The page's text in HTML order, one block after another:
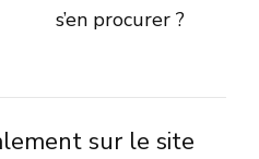
s’en procurer ?
sur le site